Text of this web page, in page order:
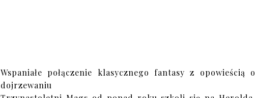
Wspaniałe połączenie klasycznego fantasy z opowieścią o
dojrzewaniu